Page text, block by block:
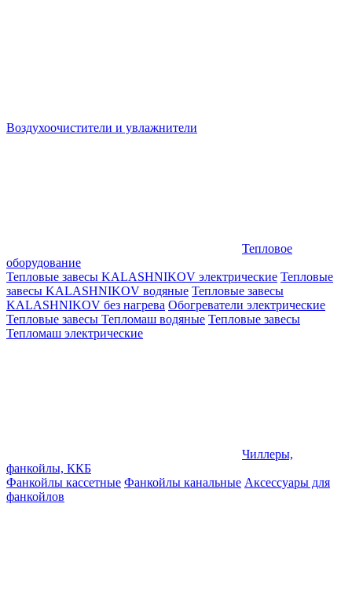
Воздухоочистители и увлажнители
Тепловое
оборудование
Тепловые завесы KALASHNIKOV электрические Тепловые
завесы KALASHNIKOV водяные Тепловые завесы
KALASHNIKOV без нагрева Обогреватели электрические
Тепловые завесы Тепломаш водяные Тепловые завесы
Тепломаш электрические
Чиллеры,
фанкойлы, ККБ
Фанкойлы кассетные Фанкойлы канальные Аксессуары для
фанкойлов